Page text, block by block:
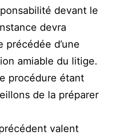
devant le
devra
d’une
amiable du litige.
procédure étant
de la préparer
valent